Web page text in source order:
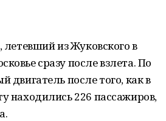
из Жуковского в
сразу после взлета. По
после того, как в
находились 226 пассажиров,